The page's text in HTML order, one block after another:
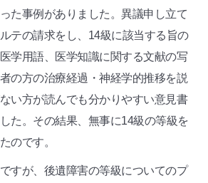
た事例がありました。異議申し立て
テの請求をし、14級に該当する旨の
学用語、医学知識に関する文献の写
の方の治療経過・神経学的推移を説
い方が読んでも分かりやすい意見書
た。その結果、無事に14級の等級を
のです。
すが、後遺障害の等級についてのプ